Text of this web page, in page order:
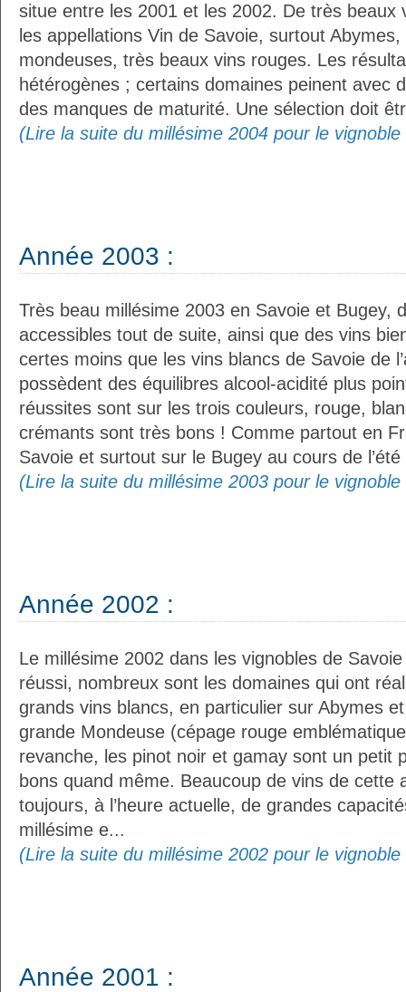
situe entre les 2001 et les 2002. De très beaux
les appellations Vin de Savoie, surtout
mondeuses, très beaux vins rouges. Les
hétérogènes ; certains domaines peinent avec
des manques de maturité. Une sélection doit
(Lire la suite du millésime 2004 pour le
Année 2003 :
Très beau millésime 2003 en Savoie et Bugey,
accessibles tout de suite, ainsi que des vins
certes moins que les vins blancs de Savoie de
possèdent des équilibres alcool-acidité plus
réussites sont sur les trois couleurs, rouge,
crémants sont très bons ! Comme partout en
Savoie et surtout sur le Bugey au cours de
(Lire la suite du millésime 2003 pour le
Année 2002 :
Le millésime 2002 dans les vignobles de
réussi, nombreux sont les domaines qui ont
grands vins blancs, en particulier sur Abymes
grande Mondeuse (cépage rouge
revanche, les pinot noir et gamay sont un petit
bons quand même. Beaucoup de vins de cette
toujours, à l’heure actuelle, de grandes
millésime e...
(Lire la suite du millésime 2002 pour le
Année 2001 :